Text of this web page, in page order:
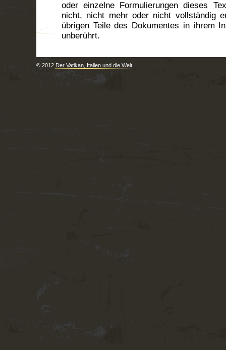
oder einzelne Formulierungen dieses
nicht, nicht mehr oder nicht vollständig
übrigen Teile des Dokumentes in ihrem
unberührt.
© 2012 Der Vatikan, Italien und die Welt